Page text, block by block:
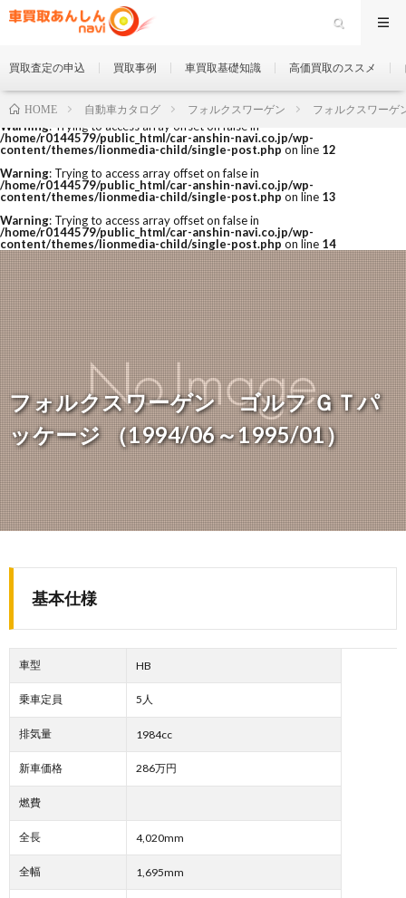
Warning: Trying to access array offset on false in
/home/r0144579/public_html/car-anshin-navi.co.jp/wp-
content/themes/lionmedia-child/single-post.php on line 12
Warning: Trying to access array offset on false in
/home/r0144579/public_html/car-anshin-navi.co.jp/wp-
content/themes/lionmedia-child/single-post.php on line 13
Warning: Trying to access array offset on false in
/home/r0144579/public_html/car-anshin-navi.co.jp/wp-
content/themes/lionmedia-child/single-post.php on line 14
買取査定の申込 買取事例 車買取基礎知識 高価買取のススメ
フォルクスワーゲン ゴルフ ＧＴパ
ッケージ （1994/06～1995/01）
HOME 自動車カタログ フォルクスワーゲン フォルクスワー
基本仕様
車型 HB
乗車定員 5人
排気量 1984cc
新車価格 286万円
燃費
全長 4,020mm
全幅 1,695mm